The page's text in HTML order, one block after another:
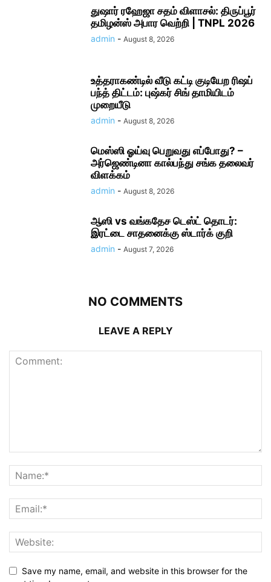
துஷார் ரஹேஜா சதம் விளாசல்: திருப்பூர்
தமிழன்ஸ் அபார வெற்றி | TNPL 2026
admin - August 8, 2026
உத்தராகண்டில் வீடு கட்டி குடியேற ரிஷப்
பந்த் திட்டம்: புஷ்கர் சிங் தாமியிடம்
முறையீடு
admin - August 8, 2026
மெஸ்ஸி ஓய்வு பெறுவது எப்போது? –
அர்ஜெண்டினா கால்பந்து சங்க தலைவர்
விளக்கம்
admin - August 8, 2026
ஆஸி vs வங்கதேச டெஸ்ட் தொடர்:
இரட்டை சாதனைக்கு ஸ்டார்க் குறி
admin - August 7, 2026
NO COMMENTS
LEAVE A REPLY
Save my name, email, and website in this browser for the